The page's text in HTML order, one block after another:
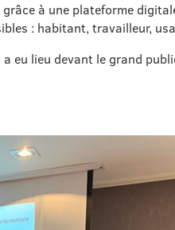
à une plateforme
: habitant, travailleur,
eu lieu devant le grand